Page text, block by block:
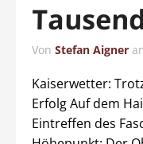
Von Stefan Aigner
Kaiserwetter:
Erfolg Auf dem
Eintreffen des